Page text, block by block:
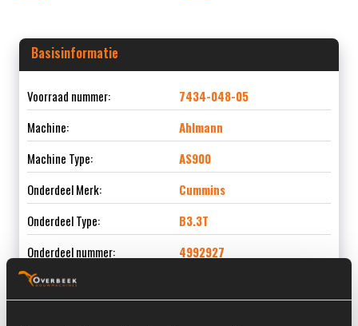
Basisinformatie
Voorraad nummer:
7434-048-05
Machine:
Ahlmann
Machine Type:
AS900
Onderdeel Merk:
Cummins
Onderdeel Type:
B3.3T
Onderdeel nummer:
4992927